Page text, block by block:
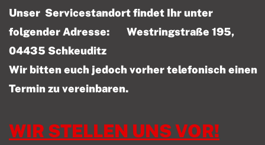
Unser Servicestandort findet Ihr unter
folgender Adresse: Westringstraße 195,
04435 Schkeuditz
Wir bitten euch jedoch vorher telefonisch einen
Termin zu vereinbaren.
WIR STELLEN UNS VOR!